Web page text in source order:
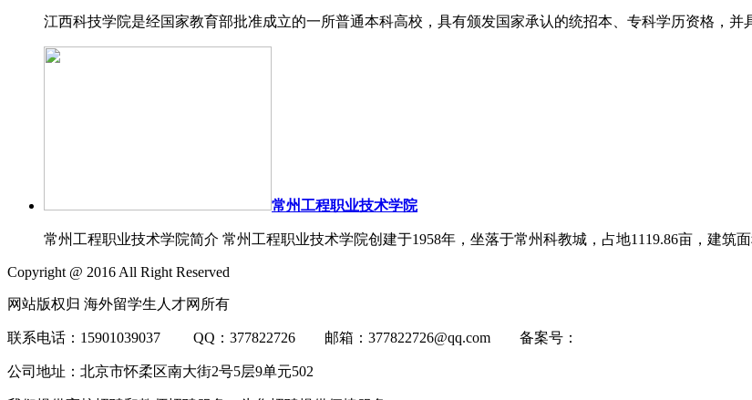
江西科技学院是经国家教育部批准成立的一所普通本科高校，具有颁发国家承认的统招本、专科学历资格，并
常州工程职业技术学院
常州工程职业技术学院简介 常州工程职业技术学院创建于1958年，坐落于常州科教城，占地1119.86亩，建筑面
Copyright @ 2016 All Right Reserved
网站版权归 海外留学生人才网所有
联系电话：15901039037 QQ：377822726 邮箱：377822726@qq.com 备案号：
公司地址：北京市怀柔区南大街2号5层9单元502